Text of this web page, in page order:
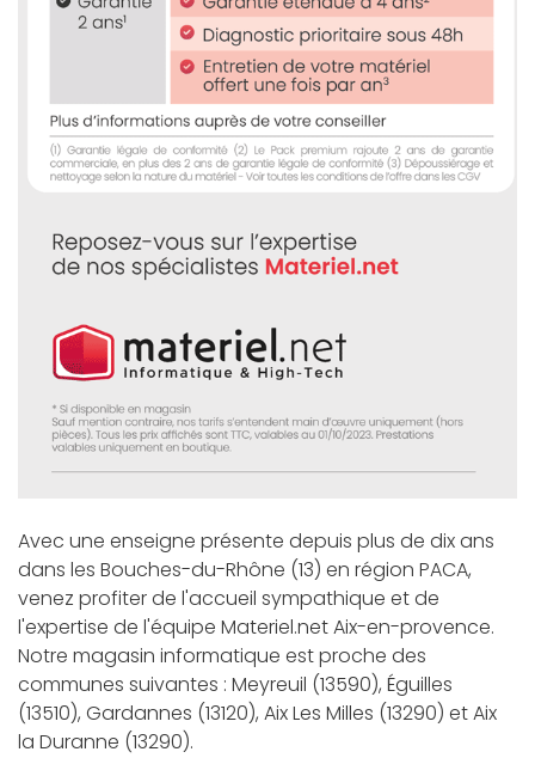
Avec une enseigne présente depuis plus de dix ans
dans les Bouches-du-Rhône (13) en région PACA,
venez profiter de l'accueil sympathique et de
l'expertise de l'équipe Materiel.net Aix-en-provence.
Notre magasin informatique est proche des
communes suivantes : Meyreuil (13590), Éguilles
(13510), Gardannes (13120), Aix Les Milles (13290) et Aix
la Duranne (13290).